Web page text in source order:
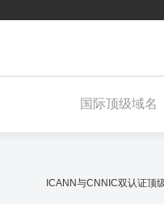
国际顶级域名
ICANN与CNNIC双认证顶